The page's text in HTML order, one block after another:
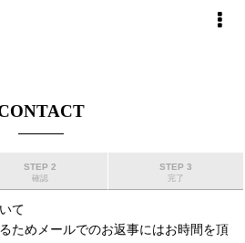
STEP 2
確認
STEP 3
完了
て
ためメールでのお返事にはお時間を頂